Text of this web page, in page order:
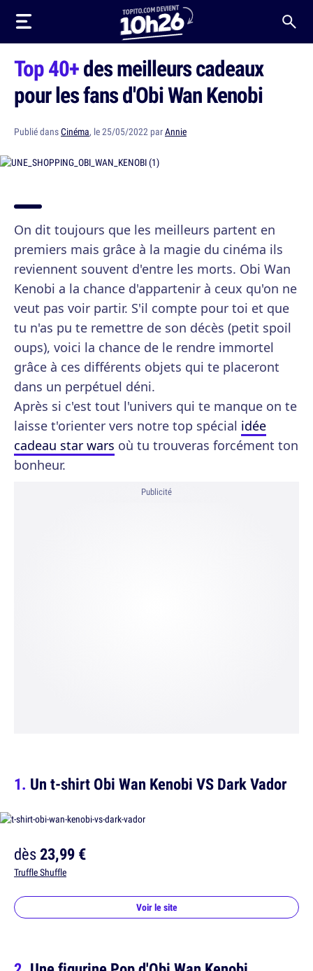
Top 40+des meilleurs cadeaux
pour les fans d'Obi Wan Kenobi
Publié dansCinéma, le 25/05/2022 parAnnie
On dit toujours que les meilleurs partent en
premiers mais grâce à la magie du cinéma ils
reviennent souvent d'entre les morts. Obi Wan
Kenobi a la chance d'appartenir à ceux qu'on ne
veut pas voir partir. S'il compte pour toi et que
tu n'as pu te remettre de son décès (petit spoil
oups), voici la chance de le rendre immortel
grâce à ces différents objets qui te placeront
dans un perpétuel déni.
Après si c'est tout l'univers qui te manque on te
laisse t'orienter vers notre top spécial idée
cadeau star wars où tu trouveras forcément ton
bonheur.
Publicité
Un t-shirt Obi Wan Kenobi VS Dark Vador
dès23,99 €
Truffle Shuffle
Voir le site